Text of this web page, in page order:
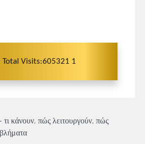
Total Visits:605321 1
κάνουν, πώς λειτουργούν, πώς